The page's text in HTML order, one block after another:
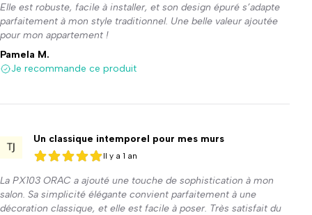
Elle est robuste, facile à installer, et son design épuré s’adapte
parfaitement à mon style traditionnel. Une belle valeur ajoutée
pour mon appartement !
Pamela M.
Je recommande ce produit
Un classique intemporel pour mes murs
5 sur 5
5 sur 5
Il y a 1 an
La PX103 ORAC a ajouté une touche de sophistication à mon
salon. Sa simplicité élégante convient parfaitement à une
décoration classique, et elle est facile à poser. Très satisfait du